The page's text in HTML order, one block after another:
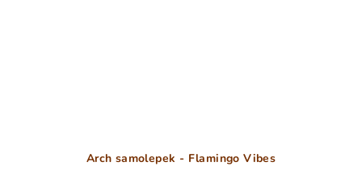
Arch samolepek - Flamingo Vibes